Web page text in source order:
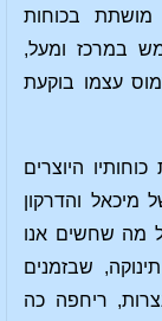
מושתת בכוחות
במרכז ומעל,
עצמו בוקעת
היוצרים
מיכאל והדרקון
מה שחשים אנו
שבזמנים
ריחפה כה